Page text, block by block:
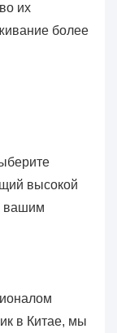
их
более
высокой
вашим
в Китае, мы